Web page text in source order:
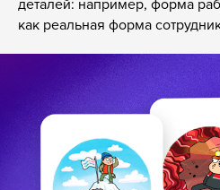
как реальная форма